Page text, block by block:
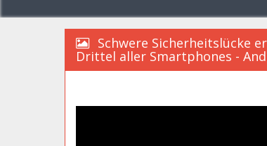
Schwere Sicherheitslücke
Drittel aller Smartphones -